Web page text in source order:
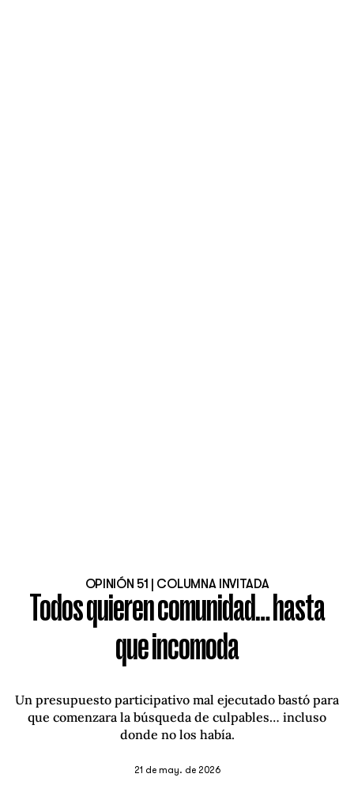
OPINIÓN 51 | COLUMNA INVITADA
Todos quieren comunidad… hasta
que incomoda
Un presupuesto participativo mal ejecutado bastó para
que comenzara la búsqueda de culpables… incluso
donde no los había.
21 de may. de 2026